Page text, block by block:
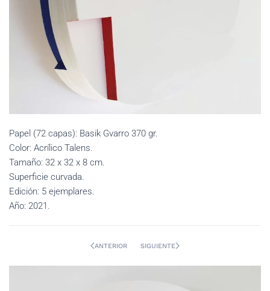
Papel (72 capas): Basik Gvarro 370 gr.
Color: Acrílico Talens.
Tamaño: 32 x 32 x 8 cm.
Superficie curvada.
Edición: 5 ejemplares.
Año: 2021.
ANTERIOR SIGUIENTE